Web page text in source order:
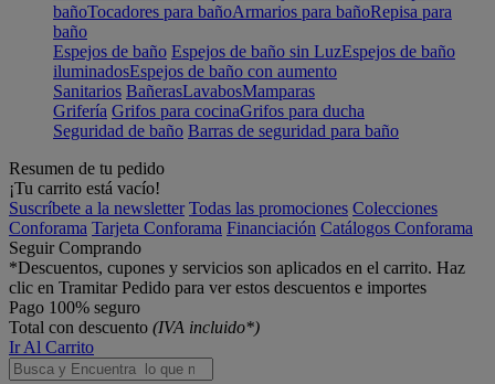
bañoTocadores para bañoArmarios para bañoRepisa para
baño
Espejos de baño Espejos de baño sin LuzEspejos de baño
iluminadosEspejos de baño con aumento
Sanitarios BañerasLavabosMamparas
Grifería Grifos para cocinaGrifos para ducha
Seguridad de baño Barras de seguridad para baño
Resumen de tu pedido
¡Tu carrito está vacío!
Suscríbete a la newsletter Todas las promociones Colecciones
Conforama Tarjeta Conforama Financiación Catálogos Conforama
Seguir Comprando
*Descuentos, cupones y servicios son aplicados en el carrito. Haz
clic en Tramitar Pedido para ver estos descuentos e importes
Pago 100% seguro
Total con descuento (IVA incluido*)
Ir Al Carrito